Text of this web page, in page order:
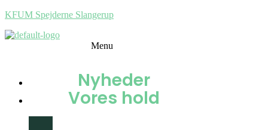
KFUM Spejderne Slangerup
Menu
Nyheder
Vores hold